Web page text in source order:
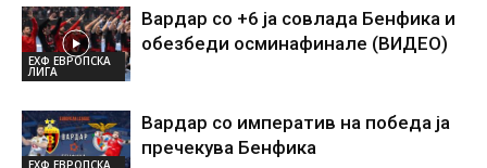
ЕХФ ЕВРОПСКА
ЛИГА
Вардар со +6 ја совлада Бенфика и
обезбеди осминафинале (ВИДЕО)
ЕХФ ЕВРОПСКА
Вардар со императив на победа ја
пречекува Бенфика